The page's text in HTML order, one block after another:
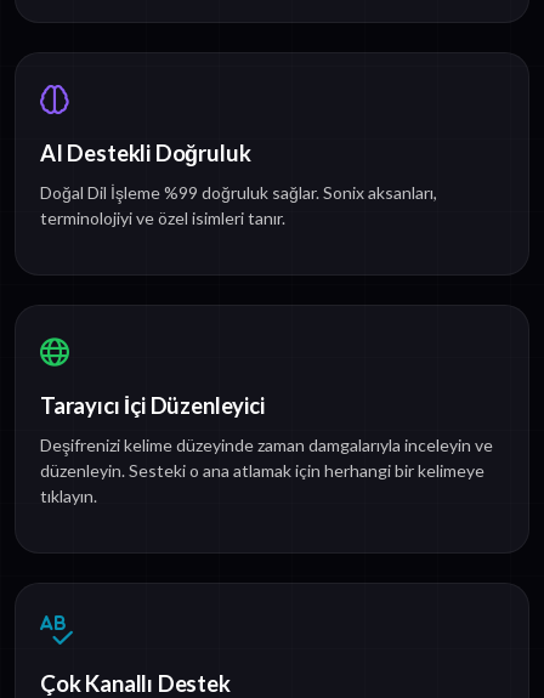
AI Destekli Doğruluk
Doğal Dil İşleme %99 doğruluk sağlar. Sonix aksanları,
terminolojiyi ve özel isimleri tanır.
Tarayıcı İçi Düzenleyici
Deşifrenizi kelime düzeyinde zaman damgalarıyla inceleyin ve
düzenleyin. Sesteki o ana atlamak için herhangi bir kelimeye
tıklayın.
Çok Kanallı Destek